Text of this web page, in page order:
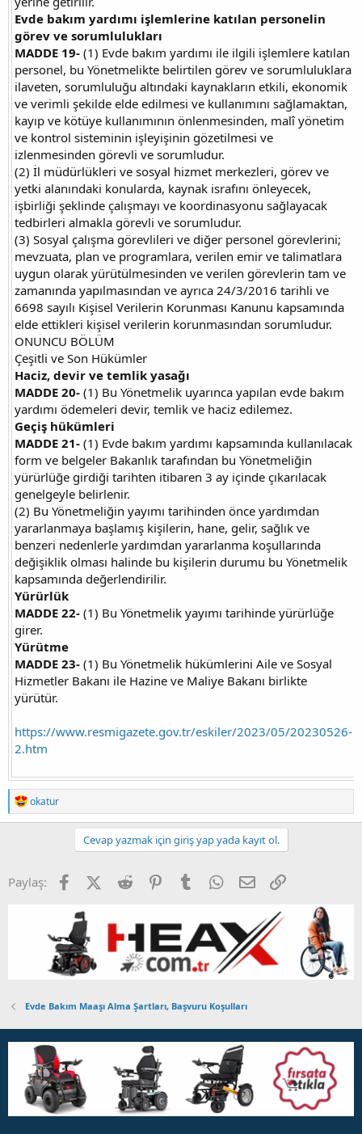
Evde bakım yardımı işlemlerine katılan personelin
görev ve sorumlulukları
MADDE 19- (1) Evde bakım yardımı ile ilgili işlemlere katılan
personel, bu Yönetmelikte belirtilen görev ve sorumluluklara
ilaveten, sorumluluğu altındaki kaynakların etkili, ekonomik
ve verimli şekilde elde edilmesi ve kullanımını sağlamaktan,
kayıp ve kötüye kullanımının önlenmesinden, malî yönetim
ve kontrol sisteminin işleyişinin gözetilmesi ve
izlenmesinden görevli ve sorumludur.
(2) İl müdürlükleri ve sosyal hizmet merkezleri, görev ve
yetki alanındaki konularda, kaynak israfını önleyecek,
işbirliği şeklinde çalışmayı ve koordinasyonu sağlayacak
tedbirleri almakla görevli ve sorumludur.
(3) Sosyal çalışma görevlileri ve diğer personel görevlerini;
mevzuata, plan ve programlara, verilen emir ve talimatlara
uygun olarak yürütülmesinden ve verilen görevlerin tam ve
zamanında yapılmasından ve ayrıca 24/3/2016 tarihli ve
6698 sayılı Kişisel Verilerin Korunması Kanunu kapsamında
elde ettikleri kişisel verilerin korunmasından sorumludur.
ONUNCU BÖLÜM
Çeşitli ve Son Hükümler
Haciz, devir ve temlik yasağı
MADDE 20- (1) Bu Yönetmelik uyarınca yapılan evde bakım
yardımı ödemeleri devir, temlik ve haciz edilemez.
Geçiş hükümleri
MADDE 21- (1) Evde bakım yardımı kapsamında kullanılacak
form ve belgeler Bakanlık tarafından bu Yönetmeliğin
yürürlüğe girdiği tarihten itibaren 3 ay içinde çıkarılacak
genelgeyle belirlenir.
(2) Bu Yönetmeliğin yayımı tarihinden önce yardımdan
yararlanmaya başlamış kişilerin, hane, gelir, sağlık ve
benzeri nedenlerle yardımdan yararlanma koşullarında
değişiklik olması halinde bu kişilerin durumu bu Yönetmelik
kapsamında değerlendirilir.
Yürürlük
MADDE 22- (1) Bu Yönetmelik yayımı tarihinde yürürlüğe
girer.
Yürütme
MADDE 23- (1) Bu Yönetmelik hükümlerini Aile ve Sosyal
Hizmetler Bakanı ile Hazine ve Maliye Bakanı birlikte
yürütür.
https://www.resmigazete.gov.tr/eskiler/2023/05/20230526-
2.htm
T
e
p
e
r
okatur
Cevap yazmak için giriş yap yada kayıt ol.
Paylaş: FacebookX (Twitter)
Reddit PinterestTumblr WhatsApp
E-posta
Evde Bakım Maaşı Alma Şartları, Başvuru Koşulları